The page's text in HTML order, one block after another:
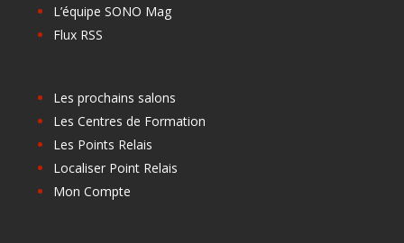
L’équipe SONO Mag
Flux RSS
Les prochains salons
Les Centres de Formation
Les Points Relais
Localiser Point Relais
Mon Compte